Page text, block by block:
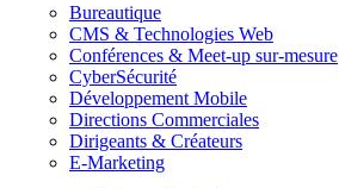
Bureautique
CMS & Technologies Web
Conférences & Meet-up sur-mesure
CyberSécurité
Développement Mobile
Directions Commerciales
Dirigeants & Créateurs
E-Marketing